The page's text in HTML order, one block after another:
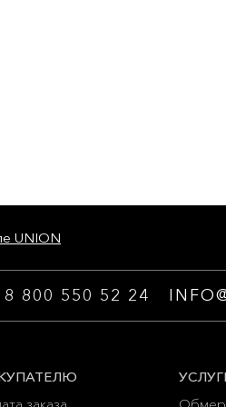
UNION
8 800 550 52 24